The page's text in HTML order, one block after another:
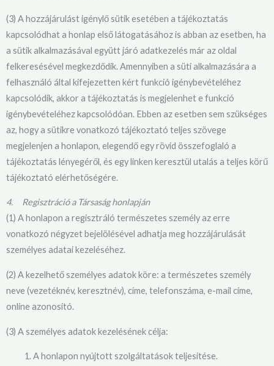
(3) A hozzájárulást igénylő sütik esetében a tájékoztatás
kapcsolódhat a honlap első látogatásához is abban az esetben, ha
a sütik alkalmazásával együtt járó adatkezelés már az oldal
felkeresésével megkezdődik. Amennyiben a süti alkalmazására a
felhasználó által kifejezetten kért funkció igénybevételéhez
kapcsolódik, akkor a tájékoztatás is megjelenhet e funkció
igénybevételéhez kapcsolódóan. Ebben az esetben sem szükséges
az, hogy a sütikre vonatkozó tájékoztató teljes szövege
megjelenjen a honlapon, elegendő egy rövid összefoglaló a
tájékoztatás lényegéről, és egy linken keresztül utalás a teljes körű
tájékoztató elérhetőségére.
4. Regisztráció a Társaság honlapján
(1) A honlapon a regisztráló természetes személy az erre
vonatkozó négyzet bejelölésével adhatja meg hozzájárulását
személyes adatai kezeléséhez.
(2) A kezelhető személyes adatok köre: a természetes személy
neve (vezetéknév, keresztnév), címe, telefonszáma, e-mail címe,
online azonosító.
(3) A személyes adatok kezelésének célja:
A honlapon nyújtott szolgáltatások teljesítése.